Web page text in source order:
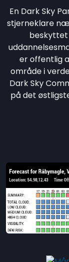
En Dark Sky
stjerneklare
beskyttet
er offentlig
område i
Dark Sky
på det